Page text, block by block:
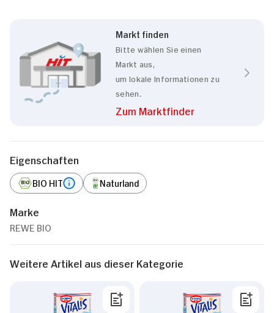
Markt finden
Bitte wählen Sie einen
Markt aus,
um lokale Informationen zu
sehen.
Zum Marktfinder
Eigenschaften
BIO HIT Naturland
Marke
REWE BIO
Weitere Artikel aus dieser Kategorie